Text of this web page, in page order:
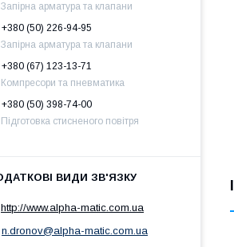
Запірна арматура та клапани
+380 (50) 226-94-95
Запірна арматура та клапани
+380 (67) 123-13-71
Компресори та пневматика
+380 (50) 398-74-00
Підготовка стисненого повітря
http://www.alpha-matic.com.ua
n.dronov@alpha-matic.com.ua